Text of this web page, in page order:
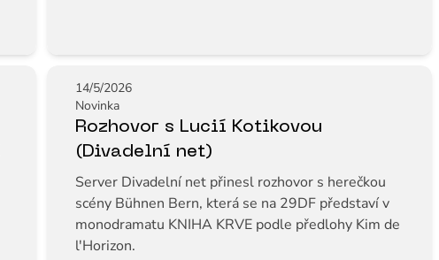
14/5/2026
Novinka
Rozhovor s Lucií Kotikovou
(Divadelní net)
Server Divadelní net přinesl rozhovor s herečkou
scény Bühnen Bern, která se na 29DF představí v
monodramatu KNIHA KRVE podle předlohy Kim de
l'Horizon.